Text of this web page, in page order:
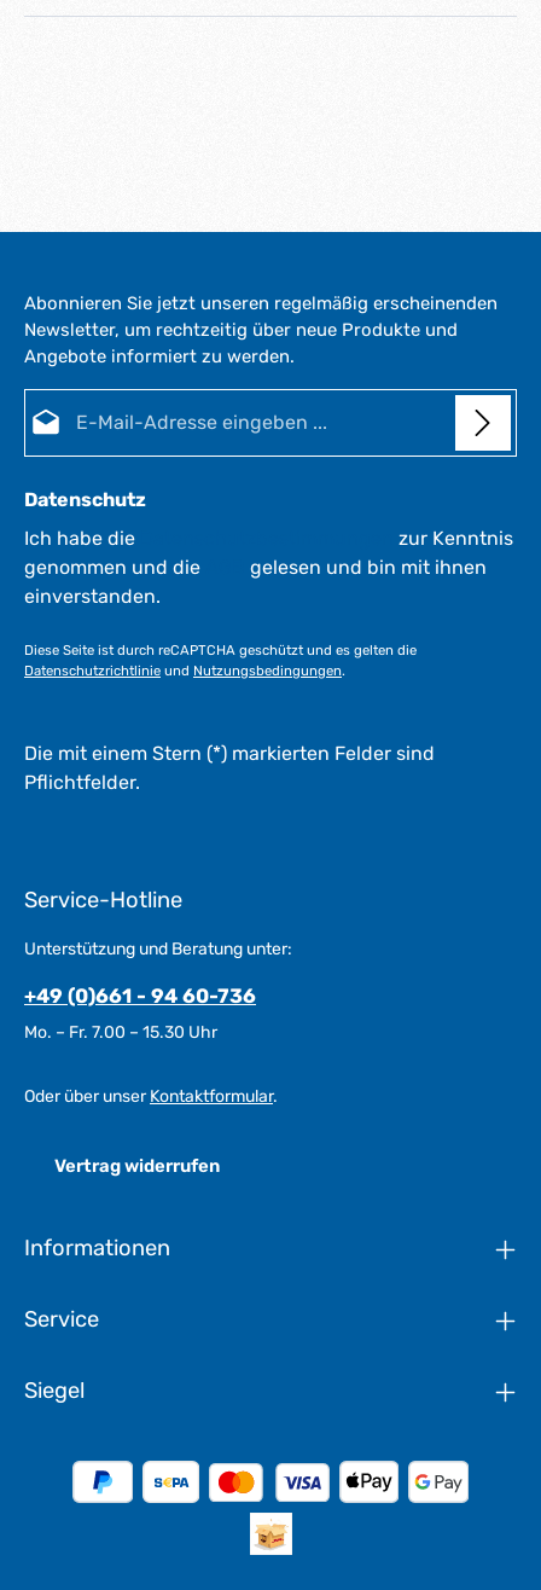
Abonnieren Sie jetzt unseren regelmäßig erscheinenden
Newsletter, um rechtzeitig über neue Produkte und
Angebote informiert zu werden.
Datenschutz
Ich habe die
zur Kenntnis
genommen und die
gelesen und bin mit ihnen
einverstanden.
Diese Seite ist durch reCAPTCHA geschützt und es gelten die
Datenschutzrichtlinie und Nutzungsbedingungen.
Die mit einem Stern (*) markierten Felder sind
Pflichtfelder.
Service-Hotline
Unterstützung und Beratung unter:
+49 (0)661 - 94 60-736
Mo. – Fr. 7.00 – 15.30 Uhr
Oder über unserKontaktformular.
Vertrag widerrufen
Informationen
Service
Siegel